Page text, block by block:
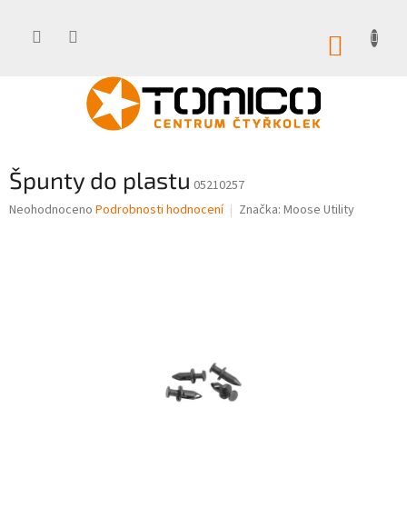
Špunty do plastu 05210257
Průměrné
Neohodnoceno Podrobnosti hodnocení Značka: Moose Utility